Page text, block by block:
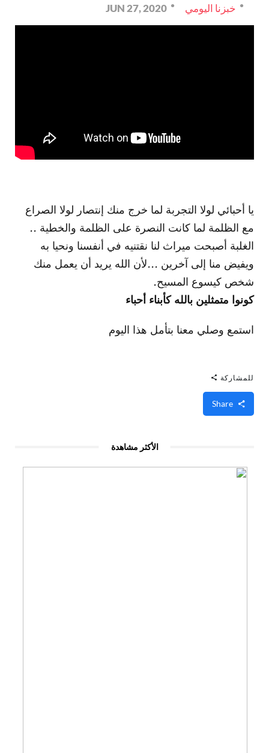
خبزنا اليومي JUN 27, 2020
يا أحبائي لولا التجربة لما خرج منك إنتصار لولا الصراع
مع الظلمة لما كانت النصرة على الظلمة والخطية ..
الغلبة أصبحت ميراث لنا نقتنيه في أنفسنا ونحيا به
ويفيض منا إلى آخرين ...لأن الله يريد أن يعمل منك
شخص كيسوع المسيح.
كونوا متمثلين بالله كأبناء أحباء
استمع وصلي معنا بتأمل هذا اليوم
للمشاركة
الأكثر مشاهدة